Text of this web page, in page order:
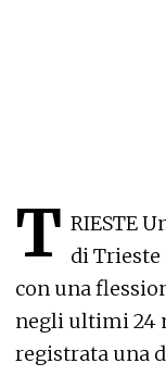
T RIESTE
di
con una
negli ultimi 24
registrata una